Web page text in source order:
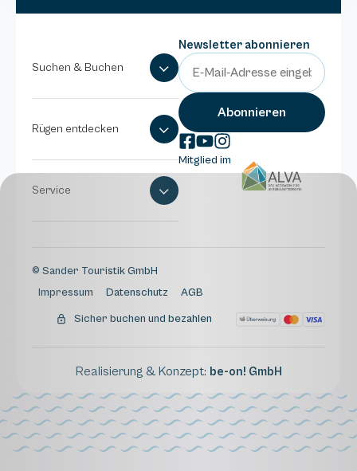
Suchen & Buchen
Rügen entdecken
Service
Newsletter abonnieren
Mitglied im
© Sander Touristik GmbH
Impressum
Datenschutz AGB
Sicher buchen und bezahlen
Realisierung & Konzept: be-on! GmbH